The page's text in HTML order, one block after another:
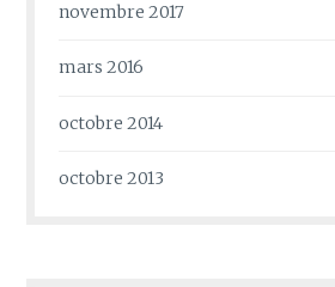
novembre 2017
mars 2016
octobre 2014
octobre 2013